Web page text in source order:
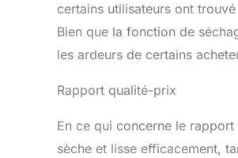
certains utilisateurs ont
Bien que la fonction de
les ardeurs de certains
Rapport qualité-prix
En ce qui concerne le
sèche et lisse efficacement,